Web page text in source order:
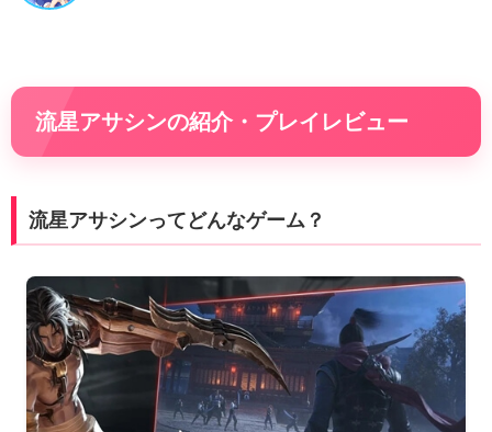
流星アサシンの紹介・プレイレビュー
流星アサシンってどんなゲーム？